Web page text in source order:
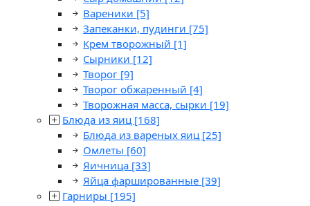
Вареники [5]
Запеканки, пудинги [75]
Крем творожный [1]
Сырники [12]
Творог [9]
Творог обжаренный [4]
Творожная масса, сырки [19]
Блюда из яиц [168]
Блюда из вареных яиц [25]
Омлеты [60]
Яичница [33]
Яйца фаршированные [39]
Гарниры [195]